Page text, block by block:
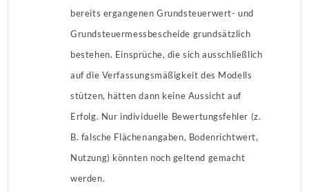
bereits ergangenen Grundsteuerwert- und
Grundsteuermessbescheide grundsätzlich
bestehen. Einsprüche, die sich ausschließlich
auf die Verfassungsmäßigkeit des Modells
stützen, hätten dann keine Aussicht auf
Erfolg. Nur individuelle Bewertungsfehler (z.
B. falsche Flächenangaben, Bodenrichtwert,
Nutzung) könnten noch geltend gemacht
werden.